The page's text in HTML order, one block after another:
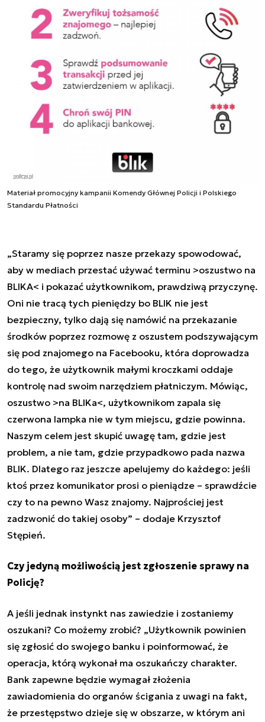
Materiał promocyjny kampanii Komendy Głównej Policji i Polskiego
Standardu Płatności
„Staramy się poprzez nasze przekazy spowodować,
aby w mediach przestać używać terminu >oszustwo na
BLIKA< i pokazać użytkownikom, prawdziwą przyczynę.
Oni nie tracą tych pieniędzy bo BLIK nie jest
bezpieczny, tylko dają się namówić na przekazanie
środków poprzez rozmowę z oszustem podszywającym
się pod znajomego na Facebooku, która doprowadza
do tego, że użytkownik małymi kroczkami oddaje
kontrolę nad swoim narzędziem płatniczym. Mówiąc,
oszustwo >na BLIKa<, użytkownikom zapala się
czerwona lampka nie w tym miejscu, gdzie powinna.
Naszym celem jest skupić uwagę tam, gdzie jest
problem, a nie tam, gdzie przypadkowo pada nazwa
BLIK. Dlatego raz jeszcze apelujemy do każdego: jeśli
ktoś przez komunikator prosi o pieniądze – sprawdźcie
czy to na pewno Wasz znajomy. Najprościej jest
zadzwonić do takiej osoby” – dodaje Krzysztof
Stępień.
Czy jedyną możliwością jest zgłoszenie sprawy na
Policję?
A jeśli jednak instynkt nas zawiedzie i zostaniemy
oszukani? Co możemy zrobić? „Użytkownik powinien
się zgłosić do swojego banku i poinformować, że
operacja, którą wykonał ma oszukańczy charakter.
Bank zapewne będzie wymagał złożenia
zawiadomienia do organów ścigania z uwagi na fakt,
że przestępstwo dzieje się w obszarze, w którym ani